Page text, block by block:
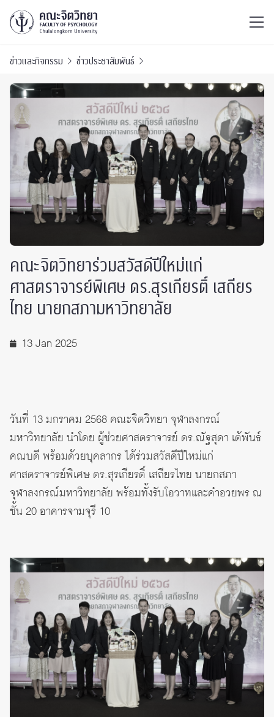
ข่าวและกิจกรรม ข่าวประชาสัมพันธ์
คณะจิตวิทยาร่วมสวัสดีปีใหม่แก่
ศาสตราจารย์พิเศษ ดร.สุรเกียรติ์ เสถียร
ไทย นายกสภามหาวิทยาลัย
13 Jan 2025
วันที่ 13 มกราคม 2568 คณะจิตวิทยา จุฬาลงกรณ์
มหาวิทยาลัย นำโดย ผู้ช่วยศาสตราจารย์ ดร.ณัฐสุดา เต้พันธ์
คณบดี พร้อมด้วยบุคลากร ได้ร่วมสวัสดีปีใหม่แก่
ศาสตราจารย์พิเศษ ดร.สุรเกียรติ์ เสถียรไทย นายกสภา
จุฬาลงกรณ์มหาวิทยาลัย พร้อมทั้งรับโอวาทและคำอวยพร ณ
ชั้น 20 อาคารจามจุรี 10